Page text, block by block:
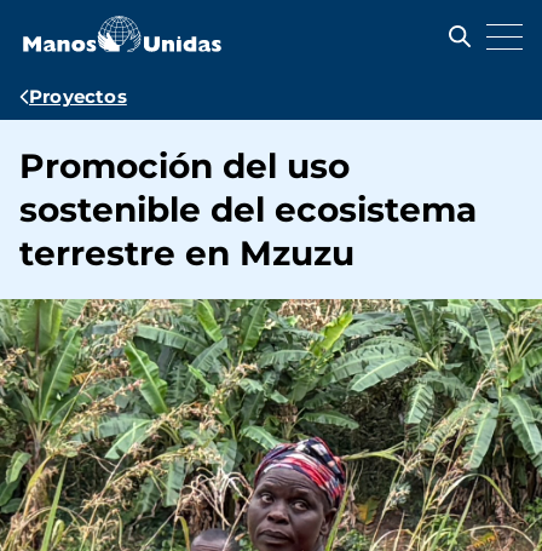
contenido
Ruta
navegación
Proyectos
Promoción del uso
sostenible del ecosistema
terrestre en Mzuzu